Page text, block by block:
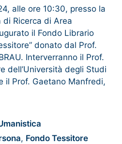
alle ore 10:30, presso la
Ricerca di Area
il Fondo Librario
donato dal Prof.
Interverranno il Prof.
dell’Università degli Studi
il Prof. Gaetano Manfredi,
, Fondo Tessitore